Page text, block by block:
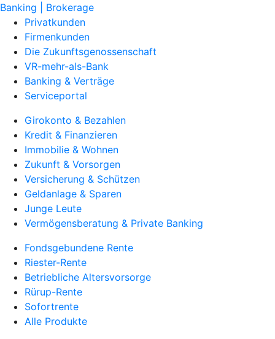
Banking | Brokerage
Privatkunden
Firmenkunden
Die Zukunftsgenossenschaft
VR-mehr-als-Bank
Banking & Verträge
Serviceportal
Girokonto & Bezahlen
Kredit & Finanzieren
Immobilie & Wohnen
Zukunft & Vorsorgen
Versicherung & Schützen
Geldanlage & Sparen
Junge Leute
Vermögensberatung & Private Banking
Fondsgebundene Rente
Riester-Rente
Betriebliche Altersvorsorge
Rürup-Rente
Sofortrente
Alle Produkte